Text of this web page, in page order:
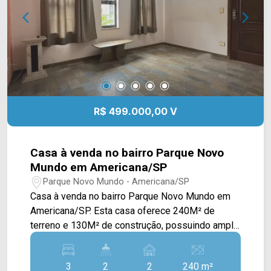
e restaurantes. Entre em contato com a equipe da
Arbix Imóveis e agende a sua visita!! WhatsApp
e Telefone: 19 3475-4546 ARBIX IMÓVEIS -
Presente em cada mudança!
R$ 499.000,00 V
Casa à venda no bairro Parque Novo
Mundo em Americana/SP
Parque Novo Mundo - Americana/SP
Casa à venda no bairro Parque Novo Mundo em
Americana/SP. Esta casa oferece 240M² de
terreno e 130M² de construção, possuindo ampla
sala de estar, sala de jantar, cozinha com
planejados, espaço gourmet com churrasqueira e
3 2 2 240 m²